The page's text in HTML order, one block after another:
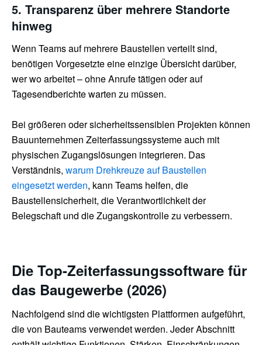
5. Transparenz über mehrere Standorte
hinweg
Wenn Teams auf mehrere Baustellen verteilt sind,
benötigen Vorgesetzte eine einzige Übersicht darüber,
wer wo arbeitet – ohne Anrufe tätigen oder auf
Tagesendberichte warten zu müssen.
Bei größeren oder sicherheitssensiblen Projekten können
Bauunternehmen Zeiterfassungssysteme auch mit
physischen Zugangslösungen integrieren. Das
Verständnis, warum Drehkreuze auf Baustellen
eingesetzt werden, kann Teams helfen, die
Baustellensicherheit, die Verantwortlichkeit der
Belegschaft und die Zugangskontrolle zu verbessern.
Die Top-Zeiterfassungssoftware für
das Baugewerbe (2026)
Nachfolgend sind die wichtigsten Plattformen aufgeführt,
die von Bauteams verwendet werden. Jeder Abschnitt